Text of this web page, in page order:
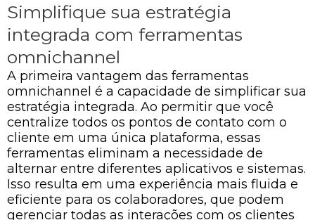
Simplifique sua estratégia
integrada com ferramentas
omnichannel
A primeira vantagem das ferramentas
omnichannel é a capacidade de simplificar sua
estratégia integrada. Ao permitir que você
centralize todos os pontos de contato com o
cliente em uma única plataforma, essas
ferramentas eliminam a necessidade de
alternar entre diferentes aplicativos e sistemas.
Isso resulta em uma experiência mais fluida e
eficiente para os colaboradores, que podem
gerenciar todas as interações com os clientes